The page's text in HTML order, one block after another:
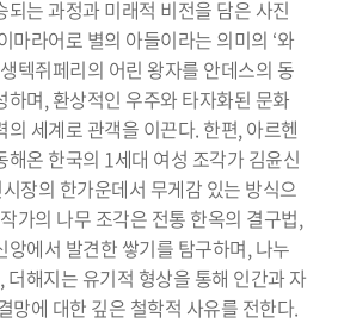
되는 과정과 미래적 비전을 담은 사진
마라어로 별의 아들이라는 의미의 ‘와
텍쥐페리의 어린 왕자를 안데스의 동
하며, 환상적인 우주와 타자화된 문화
세계로 관객을 이끈다. 한편, 아르헨
해온 한국의 1세대 여성 조각가 김윤신
장의 한가운데서 무게감 있는 방식으
가의 나무 조각은 전통 한옥의 결구법,
앙에서 발견한 쌓기를 탐구하며, 나누
더해지는 유기적 형상을 통해 인간과 자
망에 대한 깊은 철학적 사유를 전한다.